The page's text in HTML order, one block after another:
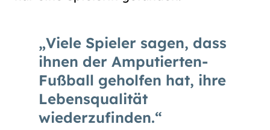
Viele Spieler sagen, dass
ihnen der Amputierten-
Fußball geholfen hat, ihre
Lebensqualität
wiederzufinden.